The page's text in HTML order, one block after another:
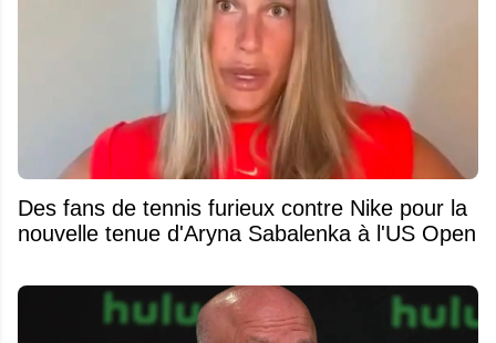
Des fans de tennis furieux contre Nike pour la
nouvelle tenue d'Aryna Sabalenka à l'US Open